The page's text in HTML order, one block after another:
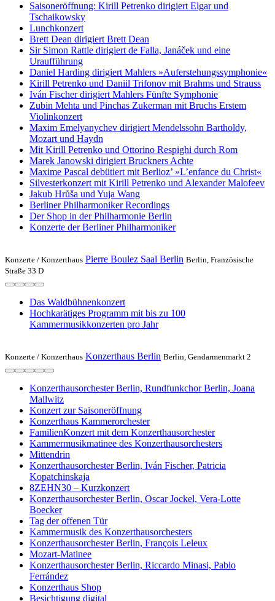
Saisoneröffnung: Kirill Petrenko dirigiert Elgar und
Tschaikowsky
Lunchkonzert
Brett Dean dirigiert Brett Dean
Sir Simon Rattle dirigiert de Falla, Janáček und eine
Uraufführung
Daniel Harding dirigiert Mahlers »Auferstehungssymphonie«
Kirill Petrenko und Daniil Trifonov mit Brahms und Strauss
Iván Fischer dirigiert Mahlers Fünfte Symphonie
Zubin Mehta und Pinchas Zukerman mit Bruchs Erstem
Violinkonzert
Maxim Emelyanychev dirigiert Mendelssohn Bartholdy,
Mozart und Haydn
Mit Kirill Petrenko und Ottorino Respighi durch Rom
Marek Janowski dirigiert Bruckners Achte
Maxime Pascal debütiert mit Berlioz’ »L’enfance du Christ«
Silvesterkonzert mit Kirill Petrenko und Alexander Malofeev
Jakub Hrůša und Yuja Wang
Berliner Philharmoniker Recordings
Der Shop in der Philharmonie Berlin
Konzerte der Berliner Philharmoniker
Konzerte / Konzerthaus Pierre Boulez Saal Berlin Berlin, Französische
Straße 33 D
Das Waldbühnenkonzert
Hochkarätiges Programm mit bis zu 100
Kammermusikkonzerten pro Jahr
Konzerte / Konzerthaus Konzerthaus Berlin Berlin, Gendarmenmarkt 2
Konzerthausorchester Berlin, Rundfunkchor Berlin, Joana
Mallwitz
Konzert zur Saisoneröffnung
Konzerthaus Kammerorchester
FamilienKonzert mit dem Konzerthausorchester
Kammermusikmatinee des Konzerthausorchesters
Mittendrin
Konzerthausorchester Berlin, Iván Fischer, Patricia
Kopatchinskaja
8ZEHN30 – Kurzkonzert
Konzerthausorchester Berlin, Oscar Jockel, Vera-Lotte
Boecker
Tag der offenen Tür
Kammermusik des Konzerthausorchesters
Konzerthausorchester Berlin, François Leleux
Mozart-Matinee
Konzerthausorchester Berlin, Riccardo Minasi, Pablo
Ferrández
Konzerthaus Shop
Besichtigung digital